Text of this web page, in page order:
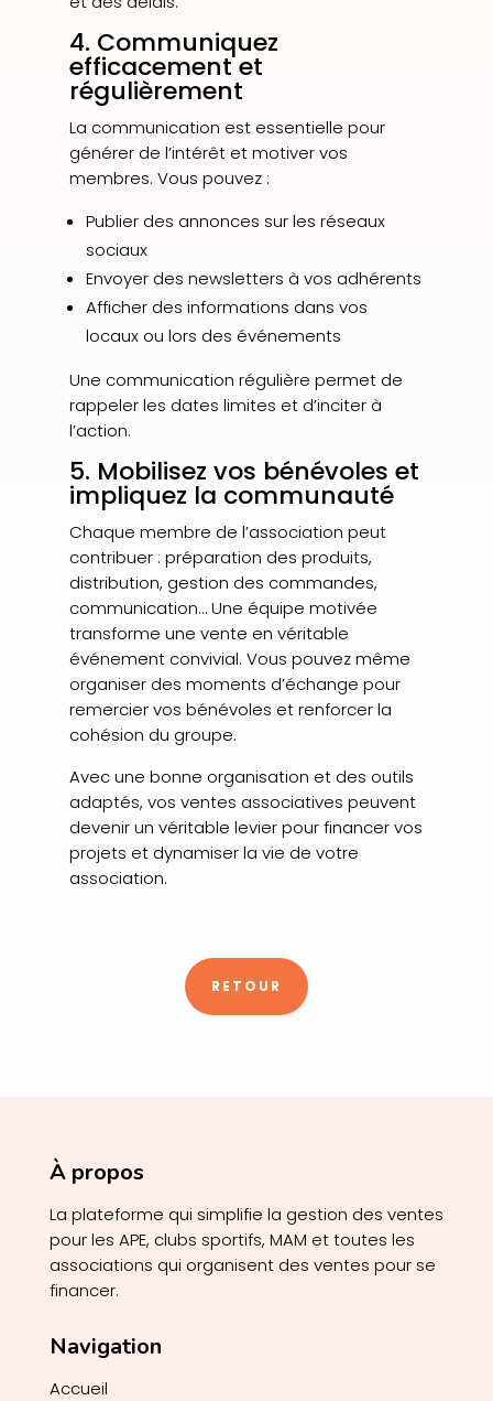
4. Communiquez
efficacement et
régulièrement
La communication est essentielle pour
générer de l’intérêt et motiver vos
membres. Vous pouvez :
Publier des annonces sur les réseaux
sociaux
Envoyer des newsletters à vos adhérents
Afficher des informations dans vos
locaux ou lors des événements
Une communication régulière permet de
rappeler les dates limites et d’inciter à
l’action.
5. Mobilisez vos bénévoles et
impliquez la communauté
Chaque membre de l’association peut
contribuer : préparation des produits,
distribution, gestion des commandes,
communication… Une équipe motivée
transforme une vente en véritable
événement convivial. Vous pouvez même
organiser des moments d’échange pour
remercier vos bénévoles et renforcer la
cohésion du groupe.
Avec une bonne organisation et des outils
adaptés, vos ventes associatives peuvent
devenir un véritable levier pour financer vos
projets et dynamiser la vie de votre
association.
RETOUR
À propos
La plateforme qui simplifie la gestion des ventes
pour les APE, clubs sportifs, MAM et toutes les
associations qui organisent des ventes pour se
financer.
Navigation
Accueil